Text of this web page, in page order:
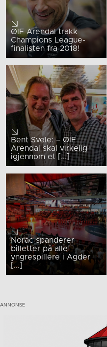
ØIF Arendal trakk
Champions League-
finalisten fra 2018!
Bent Svele: – ØIF
Arendal skal virkelig
igjennom et [...]
Norac spanderer
billetter på alle
yngrespillere i Agder
[...]